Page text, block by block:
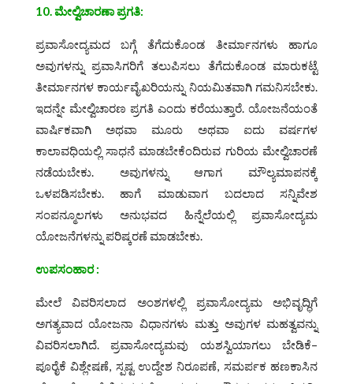
10. ಮೇಲ್ವಿಚಾರಣಾ ಪ್ರಗತಿ:
ಪ್ರವಾಸೋದ್ಯಮದ ಬಗ್ಗೆ ತೆಗೆದುಕೊಂಡ ತೀರ್ಮಾನಗಳು ಹಾಗೂ
ಅವುಗಳನ್ನು ಪ್ರವಾಸಿಗರಿಗೆ ತಲುಪಿಸಲು ತೆಗೆದುಕೊಂಡ ಮಾರುಕಟ್ಟೆ
ತೀರ್ಮಾನಗಳ ಕಾರ್ಯವೈಖರಿಯನ್ನು ನಿಯಮಿತವಾಗಿ ಗಮನಿಸಬೇಕು.
ಇದನ್ನೇ ಮೇಲ್ವಿಚಾರಣ ಪ್ರಗತಿ ಎಂದು ಕರೆಯುತ್ತಾರೆ. ಯೋಜನೆಯಂತೆ
ವಾರ್ಷಿಕವಾಗಿ ಅಥವಾ ಮೂರು ಅಥವಾ ಐದು ವರ್ಷಗಳ
ಕಾಲಾವಧಿಯಲ್ಲಿ ಸಾಧನೆ ಮಾಡಬೇಕೆಂದಿರುವ ಗುರಿಯ ಮೇಲ್ವಿಚಾರಣೆ
ನಡೆಯಬೇಕು. ಅವುಗಳನ್ನು ಆಗಾಗ ಮೌಲ್ಯಮಾಪನಕ್ಕೆ
ಒಳಪಡಿಸಬೇಕು. ಹಾಗೆ ಮಾಡುವಾಗ ಬದಲಾದ ಸನ್ನಿವೇಶ
ಸಂಪನ್ಮೂಲಗಳು ಅನುಭವದ ಹಿನ್ನೆಲೆಯಲ್ಲಿ ಪ್ರವಾಸೋದ್ಯಮ
ಯೋಜನೆಗಳನ್ನು ಪರಿಷ್ಕರಣೆ ಮಾಡಬೇಕು.
ಉಪಸಂಹಾರ :
ಮೇಲೆ ವಿವರಿಸಲಾದ ಅಂಶಗಳಲ್ಲಿ ಪ್ರವಾಸೋದ್ಯಮ ಅಭಿವೃದ್ಧಿಗೆ
ಅಗತ್ಯವಾದ ಯೋಜನಾ ವಿಧಾನಗಳು ಮತ್ತು ಅವುಗಳ ಮಹತ್ವವನ್ನು
ವಿವರಿಸಲಾಗಿದೆ. ಪ್ರವಾಸೋದ್ಯಮವು ಯಶಸ್ವಿಯಾಗಲು ಬೇಡಿಕೆ–
ಪೂರೈಕೆ ವಿಶ್ಲೇಷಣೆ, ಸ್ಪಷ್ಟ ಉದ್ದೇಶ ನಿರೂಪಣೆ, ಸಮರ್ಪಕ ಹಣಕಾಸಿನ